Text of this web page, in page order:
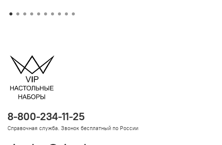
8-800-234-11-25
Справочная служба. Звонок бесплатный по России